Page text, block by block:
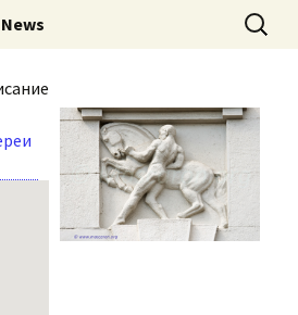
Незримый
News Найти: